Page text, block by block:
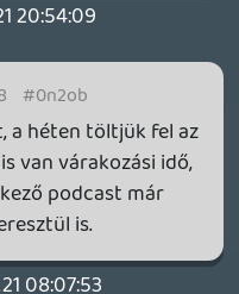
h
ezzel
akkor
).
mert azt